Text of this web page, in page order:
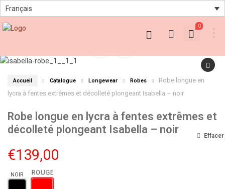
Français
0
Accueil Catalogue Longewear Robes
Robe longue en
lycra à fentes extrêmes et décolleté plongeant Isabella – noir
Robe longue en lycra à fentes extrêmes et
décolleté plongeant Isabella – noir
€139,00
Effacer